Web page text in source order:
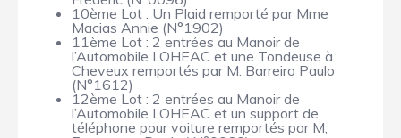
10ème Lot : Un Plaid remporté par Mme
Macias Annie (N°1902)
11ème Lot : 2 entrées au Manoir de
l’Automobile LOHEAC et une Tondeuse à
Cheveux remportés par M. Barreiro Paulo
(N°1612)
12ème Lot : 2 entrées au Manoir de
l’Automobile LOHEAC et un support de
téléphone pour voiture remportés par M;